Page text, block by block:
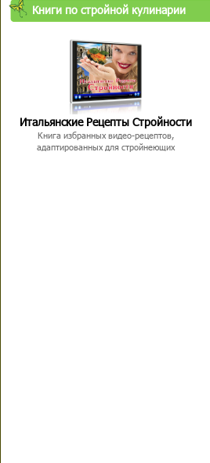
Книги по стройной кулинарии
Итальянские Рецепты Стройности
Книга избранных видео-рецептов,
адаптированных для стройнеющих